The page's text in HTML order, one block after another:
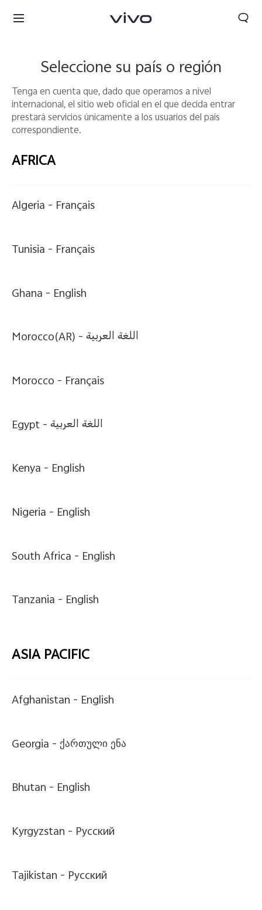
Seleccione su país o región
Tenga en cuenta que, dado que operamos a nivel
internacional, el sitio web oficial en el que decida entrar
prestará servicios únicamente a los usuarios del país
correspondiente.
AFRICA
Algeria - Français
Tunisia - Français
Ghana - English
Morocco(AR) -اللغة العربية
Morocco - Français
Egypt -اللغة العربية
Kenya - English
Nigeria - English
South Africa - English
Tanzania - English
ASIA PACIFIC
Afghanistan - English
Georgia -ქართული ენა
Bhutan - English
Kyrgyzstan - Pусский
Tajikistan - Pусский